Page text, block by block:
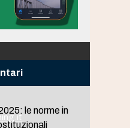
le norme in